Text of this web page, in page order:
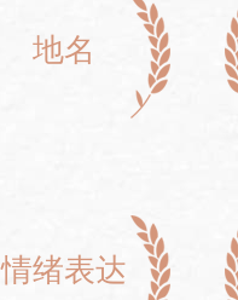
地名
情绪表达